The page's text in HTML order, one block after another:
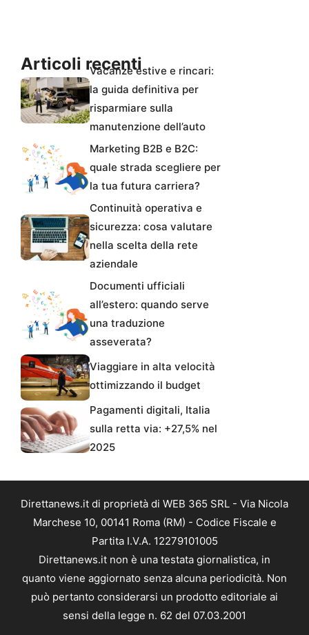
Articoli recentiVacanze estive e rincari:
la guida definitiva per
risparmiare sulla
manutenzione dell’auto
Marketing B2B e B2C:
quale strada scegliere per
la tua futura carriera?
Continuità operativa e
sicurezza: cosa valutare
nella scelta della rete
aziendale
Documenti ufficiali
all’estero: quando serve
una traduzione
asseverata?
Viaggiare in alta velocità
ottimizzando il budget
Pagamenti digitali, Italia
sulla retta via: +27,5% nel
2025
Direttanews.it di proprietà di WEB 365 SRL - Via Nicola
Marchese 10, 00141 Roma (RM) - Codice Fiscale e
Partita I.V.A. 12279101005
Direttanews.it non è una testata giornalistica, in
quanto viene aggiornato senza alcuna periodicità. Non
può pertanto considerarsi un prodotto editoriale ai
sensi della legge n. 62 del 07.03.2001